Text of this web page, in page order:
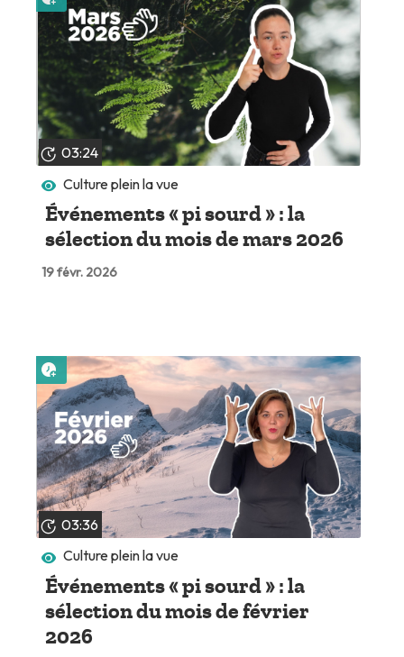
03:24
Culture plein la vue
Événements « pi sourd » : la
sélection du mois de mars 2026
19 févr. 2026
03:36
Culture plein la vue
Événements « pi sourd » : la
sélection du mois de février
2026
Lire plus tard